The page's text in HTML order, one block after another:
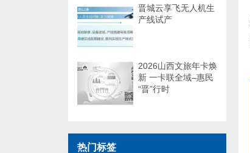
晋城云享飞无人机生
产线试产
2026山西文旅年卡焕
新 一卡联全域–惠民
“晋”行时
热门标签